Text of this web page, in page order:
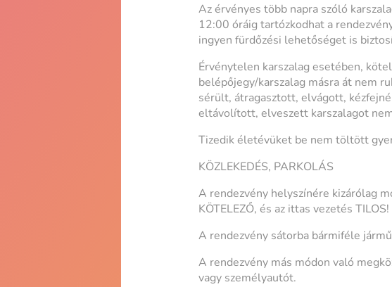
Az érvényes több napra szóló
12:00 óráig tartózkodhat a
ingyen fürdőzési lehetőséget is
Érvénytelen karszalag esetében,
belépőjegy/karszalag másra át nem
sérült, átragasztott, elvágott,
eltávolított, elveszett karszalagot
Tizedik életévüket be nem töltött
KÖZLEKEDÉS, PARKOLÁS
A rendezvény helyszínére kizárólag
KÖTELEZŐ, és az ittas vezetés TILOS!
A rendezvény sátorba bármiféle
A rendezvény más módon való
vagy személyautót.